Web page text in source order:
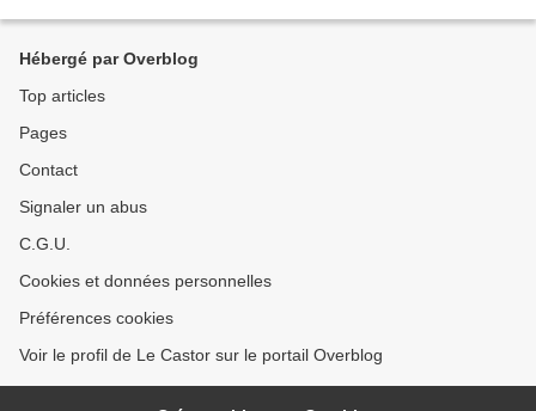
Hébergé par Overblog
Top articles
Pages
Contact
Signaler un abus
C.G.U.
Cookies et données personnelles
Préférences cookies
Voir le profil de Le Castor sur le portail Overblog